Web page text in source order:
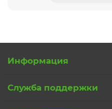
HP 250 / 255 / 240 / 245
Информация
Служба поддержки